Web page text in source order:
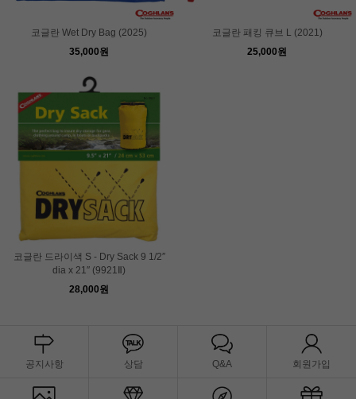
코글란 Wet Dry Bag (2025)
35,000원
코글란 패킹 큐브 L (2021)
25,000원
코글란 드라이색 S - Dry Sack 9 1/2″
dia x 21″ (9921Ⅱ)
28,000원
공지사항 상담 Q&A 회원가입